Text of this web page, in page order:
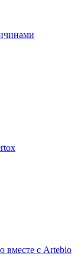
вместе с Artebio